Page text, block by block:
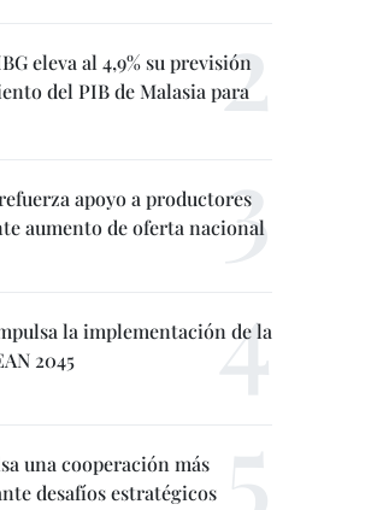
eleva al 4,9% su previsión
del PIB de Malasia para
apoyo a productores
aumento de oferta nacional
la implementación de la
2045
una cooperación más
desafíos estratégicos